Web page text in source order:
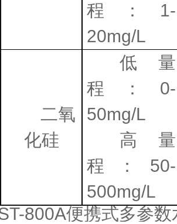
程： 1-
20mg/L
二氧
化硅
低量
程： 0-
50mg/L
高量
程： 50-
500mg/L
800A便携式多参数